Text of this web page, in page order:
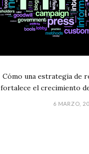
Cómo una estrategia de
fortalece el crecimiento
6 MARZO,